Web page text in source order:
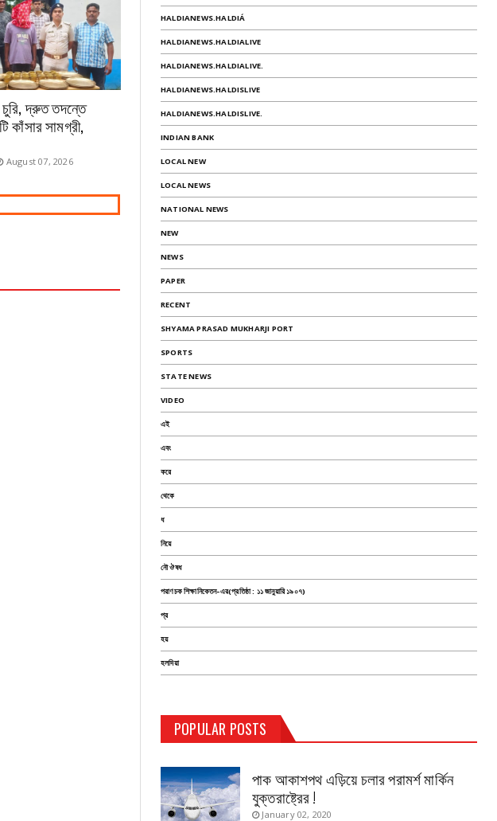
দ্রুত তদন্তে
কাঁসার সামগ্রী,
August 07, 2026
HALDIANEWS.HALDIÁ
HALDIANEWS.HALDIALIVE
HALDIANEWS.HALDIALIVE.
HALDIANEWS.HALDISLIVE
HALDIANEWS.HALDISLIVE.
INDIAN BANK
LOCAL NEW
LOCAL NEWS
NATIONAL NEWS
NEW
NEWS
PAPER
RECENT
SHYAMA PRASAD MUKHARJI PORT
SPORTS
STATE NEWS
VIDEO
এই
এবং
করে
থেকে
ধ
নিয়ে
নৌ ঔষধ
পরাণচক শিক্ষানিকেতন-এর(প্রতিষ্ঠা : ১১ জানুয়ারি ১৯০৭)
প্র
হয়
হলদিয়া
POPULAR POSTS
TEST PAGE
August 14, 2019
পাক আকাশপথ এড়িয়ে চলার পরামর্শ মার্কিন
যুক্তরাষ্ট্রের !
January 02, 2020